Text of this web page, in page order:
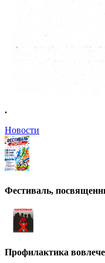
.
Новости
Фестиваль,
Профилактика